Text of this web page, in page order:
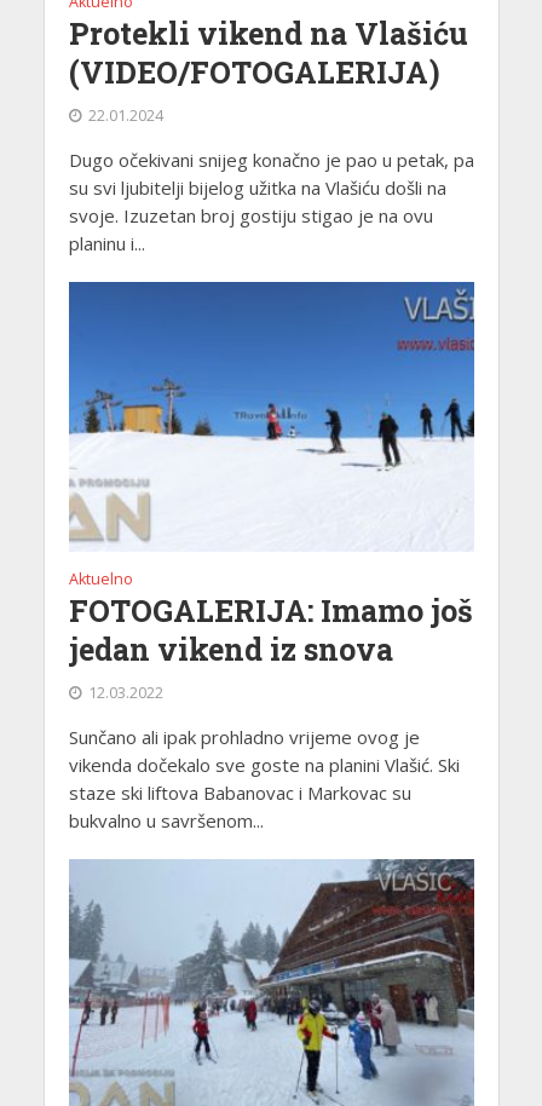
Protekli vikend na Vlašiću
(VIDEO/FOTOGALERIJA)
22.01.2024
Dugo očekivani snijeg konačno je pao u petak, pa
su svi ljubitelji bijelog užitka na Vlašiću došli na
svoje. Izuzetan broj gostiju stigao je na ovu
planinu i...
Aktuelno
FOTOGALERIJA: Imamo još
jedan vikend iz snova
12.03.2022
Sunčano ali ipak prohladno vrijeme ovog je
vikenda dočekalo sve goste na planini Vlašić. Ski
staze ski liftova Babanovac i Markovac su
bukvalno u savršenom...